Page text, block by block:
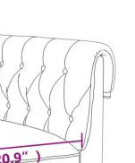
се с
на